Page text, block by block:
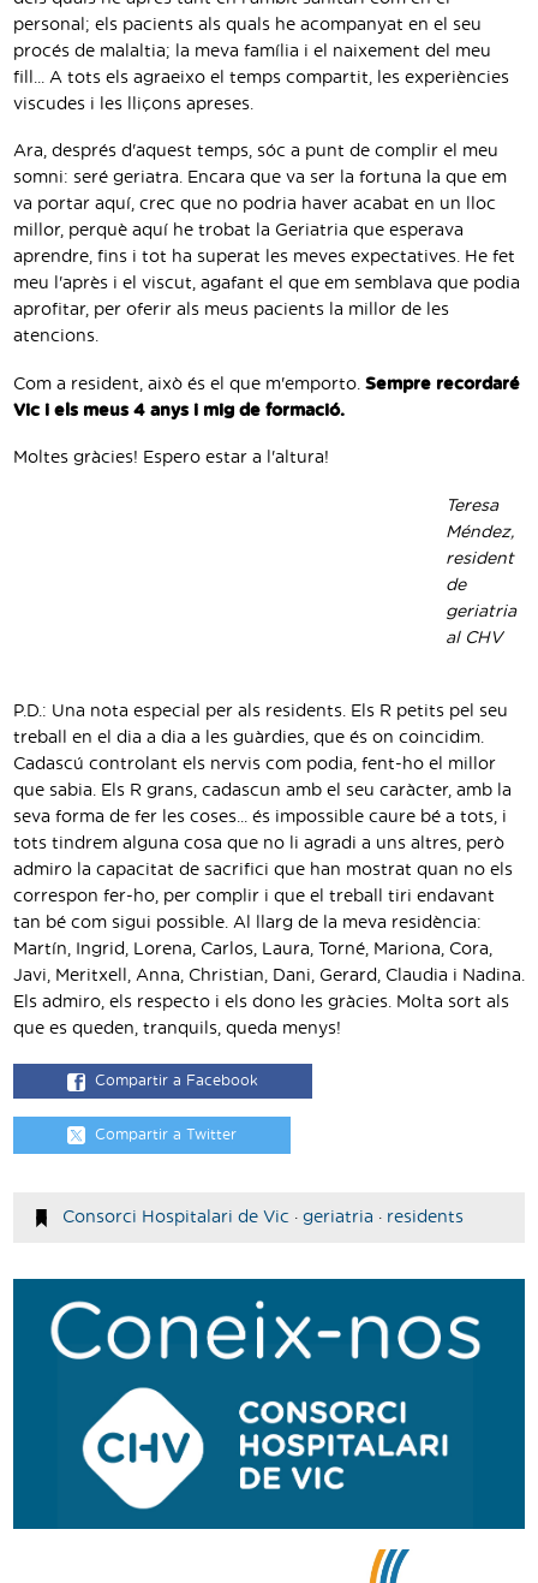
personal; els pacients als quals he acompanyat en el seu
procés de malaltia; la meva família i el naixement del meu
fill... A tots els agraeixo el temps compartit, les experiències
viscudes i les lliçons apreses.
Ara, després d'aquest temps, sóc a punt de complir el meu
somni: seré geriatra. Encara que va ser la fortuna la que em
va portar aquí, crec que no podria haver acabat en un lloc
millor, perquè aquí he trobat la Geriatria que esperava
aprendre, fins i tot ha superat les meves expectatives. He fet
meu l'après i el viscut, agafant el que em semblava que podia
aprofitar, per oferir als meus pacients la millor de les
atencions.
Com a resident, això és el que m'emporto. Sempre recordaré
Vic i els meus 4 anys i mig de formació.
Moltes gràcies! Espero estar a l'altura!
Teresa
Méndez,
resident
de
geriatria
al CHV
P.D.: Una nota especial per als residents. Els R petits pel seu
treball en el dia a dia a les guàrdies, que és on coincidim.
Cadascú controlant els nervis com podia, fent-ho el millor
que sabia. Els R grans, cadascun amb el seu caràcter, amb la
seva forma de fer les coses... és impossible caure bé a tots, i
tots tindrem alguna cosa que no li agradi a uns altres, però
admiro la capacitat de sacrifici que han mostrat quan no els
correspon fer-ho, per complir i que el treball tiri endavant
tan bé com sigui possible. Al llarg de la meva residència:
Martín, Ingrid, Lorena, Carlos, Laura, Torné, Mariona, Cora,
Javi, Meritxell, Anna, Christian, Dani, Gerard, Claudia i Nadina.
Els admiro, els respecto i els dono les gràcies. Molta sort als
que es queden, tranquils, queda menys!
Compartir a Facebook
Compartir a Twitter
Consorci Hospitalari de Vic· geriatria · residents